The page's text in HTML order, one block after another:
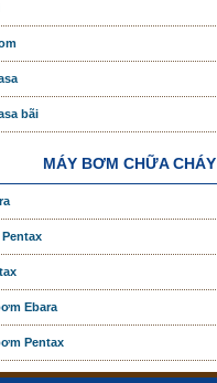
bãi
MÁY BƠM CHỮA CHÁY
Ebara
Pentax